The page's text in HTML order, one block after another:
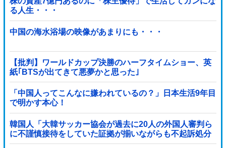
る人生・・・
中国の海水浴場の映像があまりにも・・・
【批判】ワールドカップ決勝のハーフタイムショー、英
紙｢BTSが出てきて悪夢かと思った｣
「中国人ってこんなに嫌われているの？」日本生活9年目
で明かす本心！
韓国人「大韓サッカー協会が過去に20人の外国人審判ら
に不謹慎接待をしていた証拠が揃いながらも不起訴処分
に成っていた事が明らかに‥」